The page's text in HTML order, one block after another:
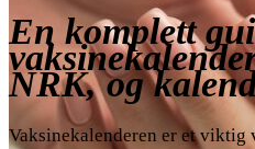
En komplett
NRK, og
Vaksinekalenderen er et